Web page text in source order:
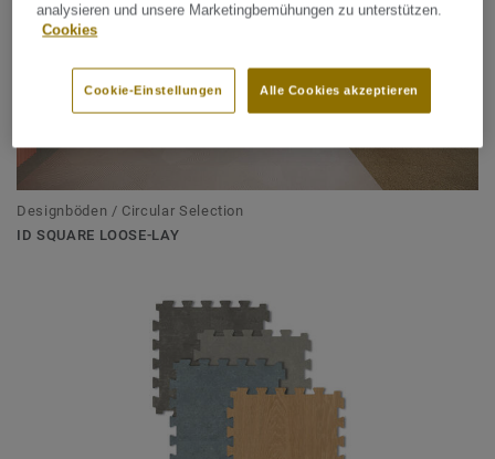
Designböden / Circular Selection
ID SQUARE LOOSE-LAY
analysieren und unsere Marketingbemühungen zu unterstützen.
Cookies
Alle Cookies akzeptieren
Cookie-Einstellungen